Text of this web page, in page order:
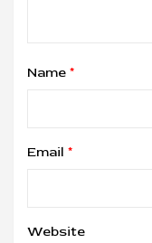
Name *
Email *
Website